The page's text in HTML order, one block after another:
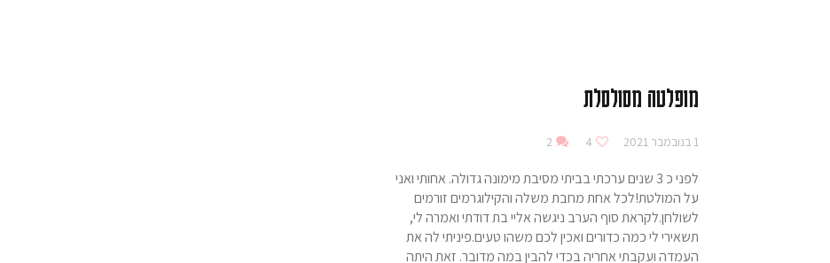
מופלטה מסולסלת
1 בנובמבר 2021 4
2
לפני כ 3 שנים ערכתי בביתי מסיבת מימונה גדולה. אחותי ואני
על המולטת!לכל אחת מחבת משלה והקילוגרמים זורמים
לשולחן.לקראת סוף הערב ניגשה אליי בת דודתי ואמרה לי,
תשאירי לי כמה כדורים ואכין לכם משהו טעים.פיניתי לה את
העמדה ועקבתי אחריה בכדי להבין במה מדובר. זאת היתה